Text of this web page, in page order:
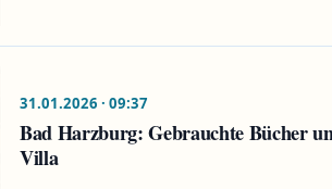
31.01.2026 · 09:37
Bad Harzburg: Gebrauchte Bücher
Villa